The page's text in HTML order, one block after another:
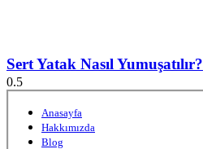
Sert Yatak Nasıl Yumuşatılır?
Anasayfa
Hakkımızda
Blog